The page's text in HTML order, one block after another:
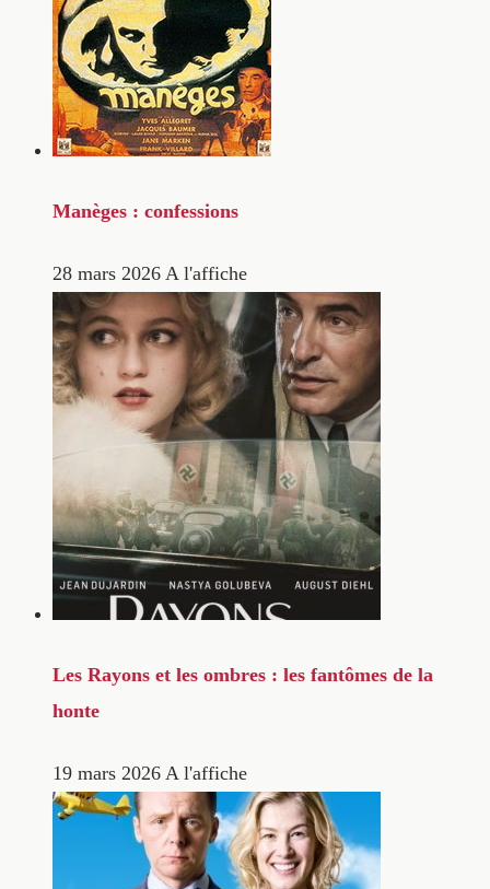
Manèges : confessions
28 mars 2026 A l'affiche
Les Rayons et les ombres : les fantômes de la
honte
19 mars 2026 A l'affiche